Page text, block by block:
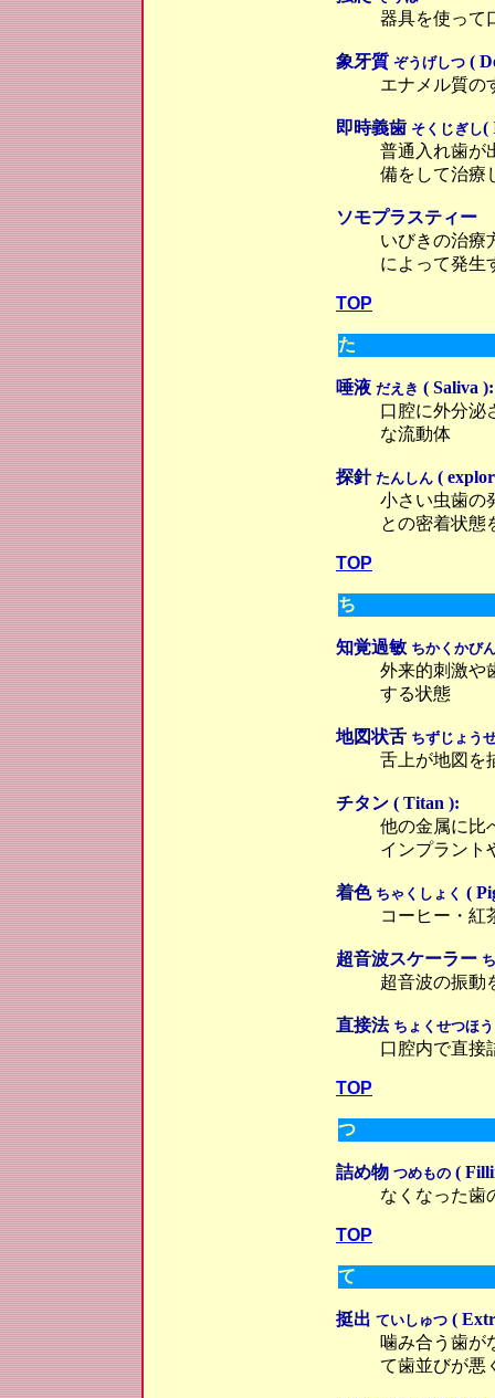
器具を使って
象牙質 ぞうげしつ (
エナメル質の
即時義歯 そくじぎし(
普通入れ歯が
備をして治療
ソモプラスティー
いびきの治療
によって発生
TOP
た
唾液 だえき ( Saliva ):
口腔に外分泌
な流動体
探針 たんしん (
小さい虫歯の
との密着状態
TOP
ち
知覚過敏 ちかくかび
外来的刺激や
する状態
地図状舌 ちずじょう
舌上が地図を
チタン ( Titan ):
他の金属に比
インプラント
着色 ちゃくしょく (
コーヒー・紅
超音波スケーラー
超音波の振動
直接法 ちょくせつほう
口腔内で直接
TOP
つ
詰め物 つめもの (
なくなった歯
TOP
て
挺出 ていしゅつ (
噛み合う歯が
て歯並びが悪